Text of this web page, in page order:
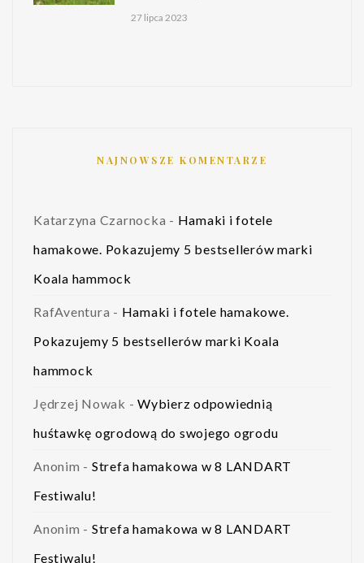
27 lipca 2023
NAJNOWSZE KOMENTARZE
Katarzyna Czarnocka - Hamaki i fotele
hamakowe. Pokazujemy 5 bestsellerów marki
Koala hammock
RafAventura - Hamaki i fotele hamakowe.
Pokazujemy 5 bestsellerów marki Koala
hammock
Jędrzej Nowak - Wybierz odpowiednią
huśtawkę ogrodową do swojego ogrodu
Anonim - Strefa hamakowa w 8 LANDART
Festiwalu!
Anonim - Strefa hamakowa w 8 LANDART
Festiwalu!